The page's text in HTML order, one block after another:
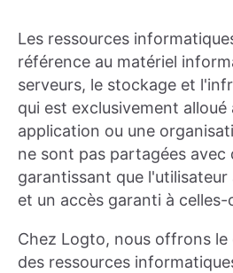
Les ressources
référence au matériel
serveurs, le stockage et
qui est exclusivement alloué
application ou une
ne sont pas partagées avec
garantissant que
et un accès garanti à celles-
Chez Logto, nous offrons
des ressources